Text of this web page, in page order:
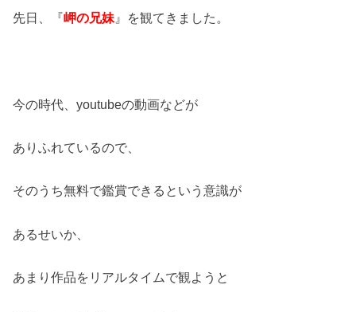
先日、『岬の兄妹 』を観てきました。
今の時代、youtubeの動画などが
ありふれているので、
そのうち無料で鑑賞できるという意識が
あるせいか、
あまり作品をリアルタイムで観ようと